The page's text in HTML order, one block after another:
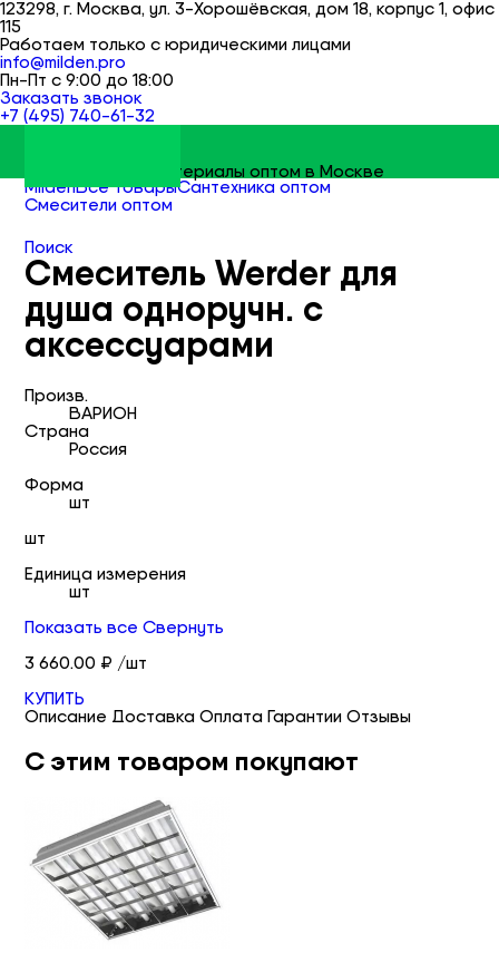
123298, г. Москва, ул. 3-Хорошёвская, дом 18, корпус 1, офис
115
Работаем только с юридическими лицами
info@milden.pro
Пн-Пт с 9:00 до 18:00
Заказать звонок
+7 (495) 740-61-32
Строительные материалы оптом в Москве
Поиск
MildenВсе товарыСантехника оптом
Смесители оптом
Смеситель Werder для
душа одноручн. с
аксессуарами
Произв.
ВАРИОН
Страна
Россия
Форма
шт
шт
Единица измерения
шт
Показать все Свернуть
3 660.00 ₽ /шт
КУПИТЬ
Описание Доставка Оплата Гарантии Отзывы
С этим товаром покупают